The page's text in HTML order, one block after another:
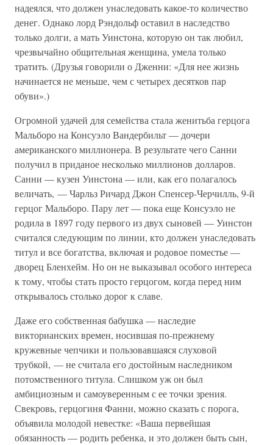
надеялся, что должен унаследовать какое-то количество
денег. Однако лорд Рэндольф оставил в наследство
только долги, а мать Уинстона, которую он так любил,
чрезвычайно общительная женщина, умела только
тратить. (Друзья говорили о Дженни: «Для нее жизнь
начинается не меньше, чем с четырех десятков пар
обуви».)
Огромной удачей для семейства стала женитьба герцога
Мальборо на Консуэло Вандербильт — дочери
американского миллионера. В результате чего Санни
получил в приданое несколько миллионов долларов.
Санни — кузен Уинстона — или, как его полагалось
величать, — Чарльз Ричард Джон Спенсер-Черчилль, 9-й
герцог Мальборо. Пару лет — пока еще Консуэло не
родила в 1897 году первого из двух сыновей — Уинстон
считался следующим по линии, кто должен унаследовать
титул и все богатства, включая и родовое поместье —
дворец Бленхейм. Но он не выказывал особого интереса
к тому, чтобы стать просто герцогом, когда перед ним
открывалось столько дорог к славе.
Даже его собственная бабушка — наследие
викторианских времен, носившая по-прежнему
кружевные чепчики и пользовавшаяся слуховой
трубкой, — не считала его достойным наследником
потомственного титула. Слишком уж он был
амбициозным и самоуверенным с ее точки зрения.
Свекровь, герцогиня Фанни, можно сказать с порога,
объявила молодой невестке: «Ваша первейшая
обязанность — родить ребенка, и это должен быть сын,